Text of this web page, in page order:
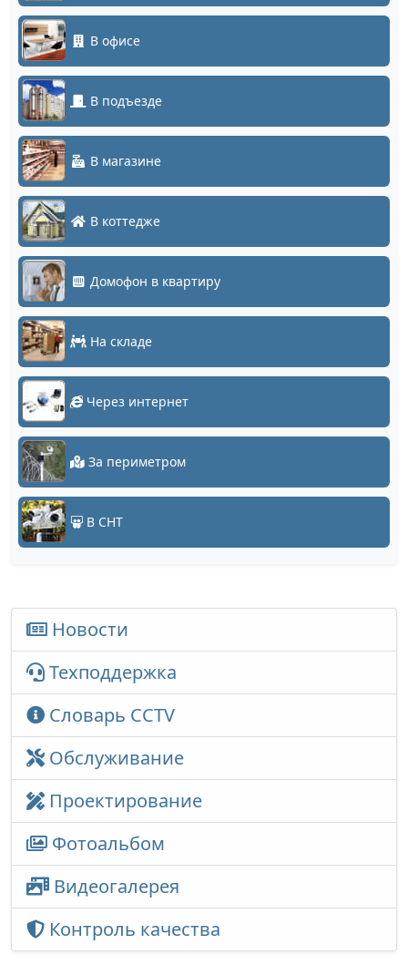
В офисе
В подъезде
В магазине
В коттедже
Домофон в квартиру
На складе
Через интернет
За периметром
В СНТ
Новости
Техподдержка
Словарь CCTV
Обслуживание
Проектирование
Фотоальбом
Видеогалерея
Контроль качества